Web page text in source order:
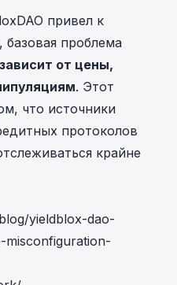
привел к
проблема
от цены,
. Этот
что источники
протоколов
крайне
yieldblox-dao-
misconfiguration-